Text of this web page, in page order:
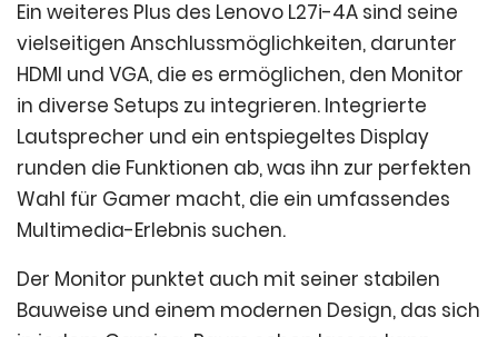
Ein weiteres Plus des Lenovo L27i-4A sind seine
vielseitigen Anschlussmöglichkeiten, darunter
HDMI und VGA, die es ermöglichen, den Monitor
in diverse Setups zu integrieren. Integrierte
Lautsprecher und ein entspiegeltes Display
runden die Funktionen ab, was ihn zur perfekten
Wahl für Gamer macht, die ein umfassendes
Multimedia-Erlebnis suchen.
Der Monitor punktet auch mit seiner stabilen
Bauweise und einem modernen Design, das sich